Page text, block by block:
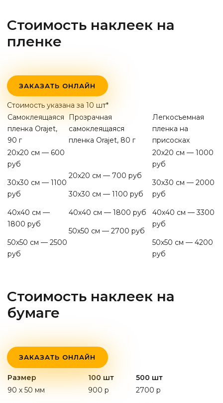
Стоимость наклеек на
пленке
ЗАКАЗАТЬ ОНЛАЙН
Стоимость указана за 10 шт*
Самоклеящаяся
пленка Orajet,
90 г
Прозрачная
самоклеящаяся
пленка Orajet, 80 г
Легкосъемная
пленка на
присосках
20х20 см — 600
руб
30х30 см — 1100
руб
40х40 см —
1800 руб
50х50 см — 2500
руб
20х20 см — 700 руб
30х30 см — 1100 руб
40х40 см — 1800 руб
50х50 см — 2700 руб
20х20 см — 1000
руб
30х30 см — 2000
руб
40х40 см — 3300
руб
50х50 см — 4200
руб
Стоимость наклеек на
бумаге
ЗАКАЗАТЬ ОНЛАЙН
Размер 100 шт
500 шт
90 х 50 мм
900 р 2700 р